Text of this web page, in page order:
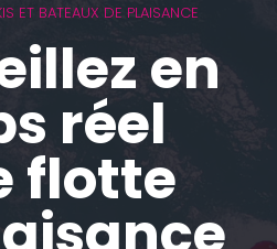
ET BATEAUX DE PLAISANCE
en
réel
flotte